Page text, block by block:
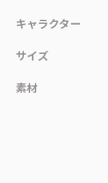
キャラクター
サイズ
素材